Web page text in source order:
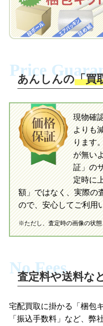
自宅でおもちゃを発送・
梱包
送
入金完了
当店
指定
買取の
自宅でおもちゃを発送・
だ
送。
当店
指定
初めての方へ LINE査
Price
あんしんの「買
現物確
よりも
ります
が無い
証」の
定時に
額」ではなく、実際の
ので、安心してご利用
※ただし、査定時の画像の状態
No Fees
査定料や送料な
宅配買取に掛かる「梱包
「振込手数料」など、弊